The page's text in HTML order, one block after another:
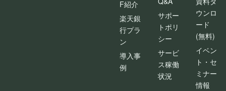
F紹介
楽天銀
行プラ
ン
導入事
例
サポー
トポリ
シー
サービ
ス稼働
状況
ウンロ
ード
(無料)
イベン
ト・セ
ミナー
情報